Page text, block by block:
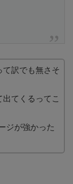
て訳でも無さそ
出てくるってこ
ジが強かった